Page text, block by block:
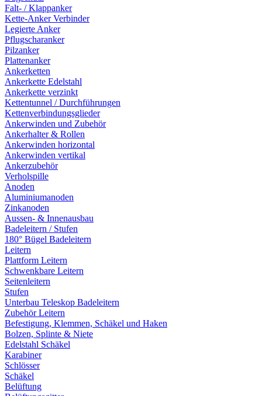
Falt- / Klappanker
Kette-Anker Verbinder
Legierte Anker
Pflugscharanker
Pilzanker
Plattenanker
Ankerketten
Ankerkette Edelstahl
Ankerkette verzinkt
Kettentunnel / Durchführungen
Kettenverbindungsglieder
Ankerwinden und Zubehör
Ankerhalter & Rollen
Ankerwinden horizontal
Ankerwinden vertikal
Ankerzubehör
Verholspille
Anoden
Aluminiumanoden
Zinkanoden
Aussen- & Innenausbau
Badeleitern / Stufen
180° Bügel Badeleitern
Leitern
Plattform Leitern
Schwenkbare Leitern
Seitenleitern
Stufen
Unterbau Teleskop Badeleitern
Zubehör Leitern
Befestigung, Klemmen, Schäkel und Haken
Bolzen, Splinte & Niete
Edelstahl Schäkel
Karabiner
Schlösser
Schäkel
Belüftung